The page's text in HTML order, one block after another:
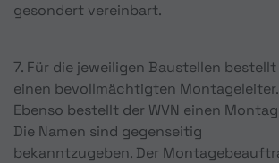
gesondert vereinbart.
7. Für die jeweiligen Baustellen
einen bevollmächtigten Montageleiter.
Ebenso bestellt der WVN einen
Die Namen sind gegenseitig
bekanntzugeben. Der